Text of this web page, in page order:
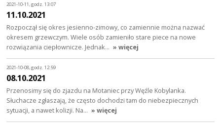
2021-10-11, godz. 13:07
11.10.2021
Rozpoczął się okres jesienno-zimowy, co zamiennie można nazwać
okresem grzewczym. Wiele osób zamieniło stare piece na nowe
rozwiązania ciepłownicze. Jednak… » więcej
2021-10-08, godz. 12:59
08.10.2021
Przenosimy się do zjazdu na Motaniec przy Węźle Kobylanka.
Słuchacze zgłaszają, że często dochodzi tam do niebezpiecznych
sytuacji, a nawet kolizji. Na… » więcej